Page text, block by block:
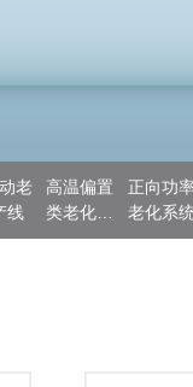
老
线
高温偏置
类老化系
统
正向功
老化系